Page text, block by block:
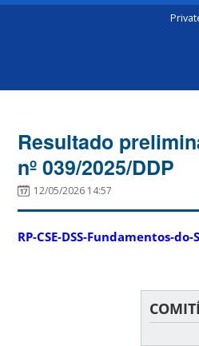
Resultado
nº 039/2025/DDP
12/05/2026 14:57
RP-CSE-DSS-Fundamentos-